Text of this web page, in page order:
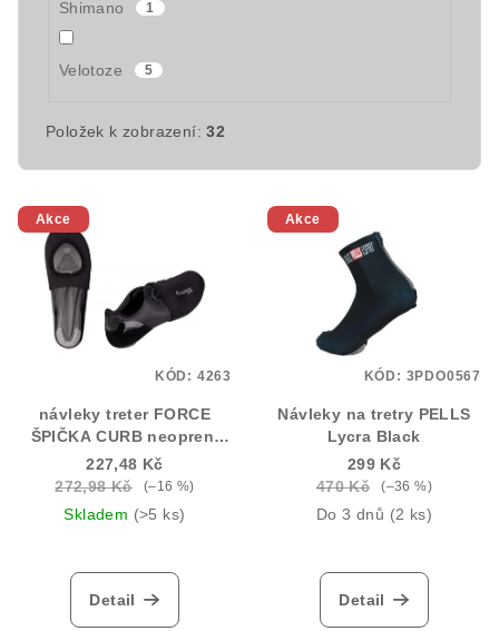
Shimano 1
Velotoze 5
Položek k zobrazení:32
V
ý
Akce
návleky treter FORCE
ŠPIČKA CURB neopren,
černé
227,48 Kč
272,98 Kč
(–16 %)
Skladem (>5 ks)
Detail
KÓD: 4263
Akce
Návleky na tretry PELLS
Lycra Black
299 Kč
470 Kč
(–36 %)
Do 3 dnů (2 ks)
Detail
KÓD: 3PDO0567